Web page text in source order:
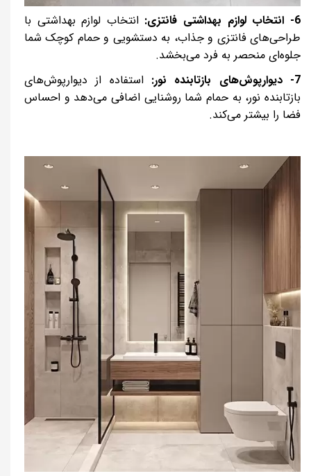
6- انتخاب لوازم بهداشتی فانتزی:
انتخاب لوازم بهداشتی با
طراحی‌های فانتزی و جذاب، به دستشویی و حمام کوچک شما
جلوه‌ای منحصر به فرد می‌بخشد.
7- دیوارپوش‌های بازتابنده نور:
استفاده از دیوارپوش‌های
بازتابنده نور، به حمام شما روشنایی اضافی می‌دهد و احساس
فضا را بیشتر می‌کند.